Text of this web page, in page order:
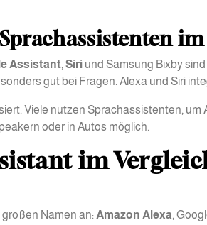
Assistant, Siri und Samsung Bixby
gut bei Fragen. Alexa und Siri
Viele nutzen Sprachassistenten,
oder in Autos möglich.
im
großen Namen an: Amazon Alexa,